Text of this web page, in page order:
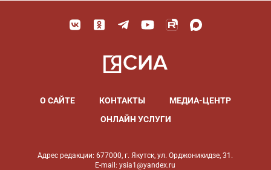
О САЙТЕ КОНТАКТЫ
МЕДИА-ЦЕНТР
ОНЛАЙН УСЛУГИ
Адрес редакции: 677000, г. Якутск, ул. Орджоникидзе, 31.
E-mail: ysia1@yandex.ru